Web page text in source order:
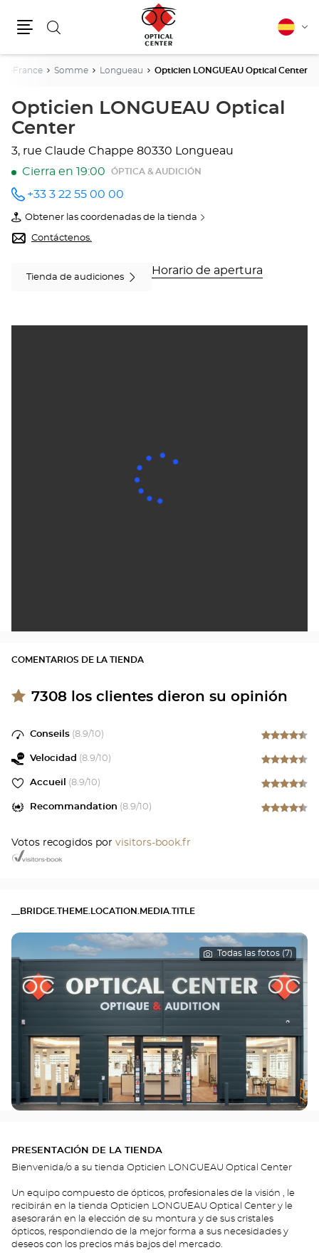
Buscar Español
France Somme Longueau Opticien LONGUEAU Optical Center
Opticien LONGUEAU Optical
Center
3, rue Claude Chappe 80330 Longueau
Cierra en 19:00
ÓPTICA & AUDICIÓN
número
de
teléfono
+33 3 22 55 00 00
Obtener las coordenadas de la tienda
de
Opticien
LONGUEAU
Contáctenos.
Tienda de audiciones
Horario de apertura
COMENTARIOS DE LA TIENDA
7308 los clientes dieron su opinión
Conseils (8.9/10)
Velocidad (8.9/10)
Accueil (8.9/10)
Recommandation (8.9/10)
Votos recogidos por visitors-book.fr
__BRIDGE.THEME.LOCATION.MEDIA.TITLE
Todas las fotos (7)
PRESENTACIÓN DE LA TIENDA
Bienvenida/o a su tienda Opticien LONGUEAU Optical Center
Un equipo compuesto de ópticos, profesionales de la visión , le
recibirán en la tienda Opticien LONGUEAU Optical Center y le
asesorarán en la elección de su montura y de sus cristales
ópticos, respondiendo de la mejor forma a sus necesidades y
deseos con los precios más bajos del mercado.